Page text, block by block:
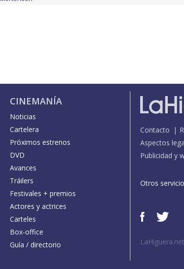
CINEMANÍA
Noticias
Cartelera
Próximos estrenos
DVD
Avances
Tráilers
Festivales + premios
Actores y actrices
Carteles
Box-office
Guía / directorio
Contacto
Aspectos
Publicidad y
Otros